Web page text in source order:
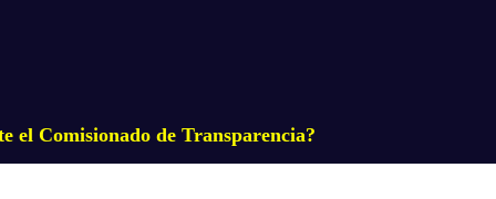
el Comisionado de Transparencia?